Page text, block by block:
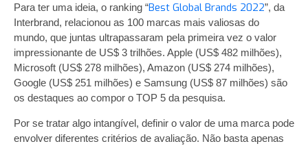
Para ter uma ideia, o ranking “Best Global Brands 2022”, da
Interbrand, relacionou as 100 marcas mais valiosas do
mundo, que juntas ultrapassaram pela primeira vez o valor
impressionante de US$ 3 trilhões. Apple (US$ 482 milhões),
Microsoft (US$ 278 milhões), Amazon (US$ 274 milhões),
Google (US$ 251 milhões) e Samsung (US$ 87 milhões) são
os destaques ao compor o TOP 5 da pesquisa.
Por se tratar algo intangível, definir o valor de uma marca pode
envolver diferentes critérios de avaliação. Não basta apenas